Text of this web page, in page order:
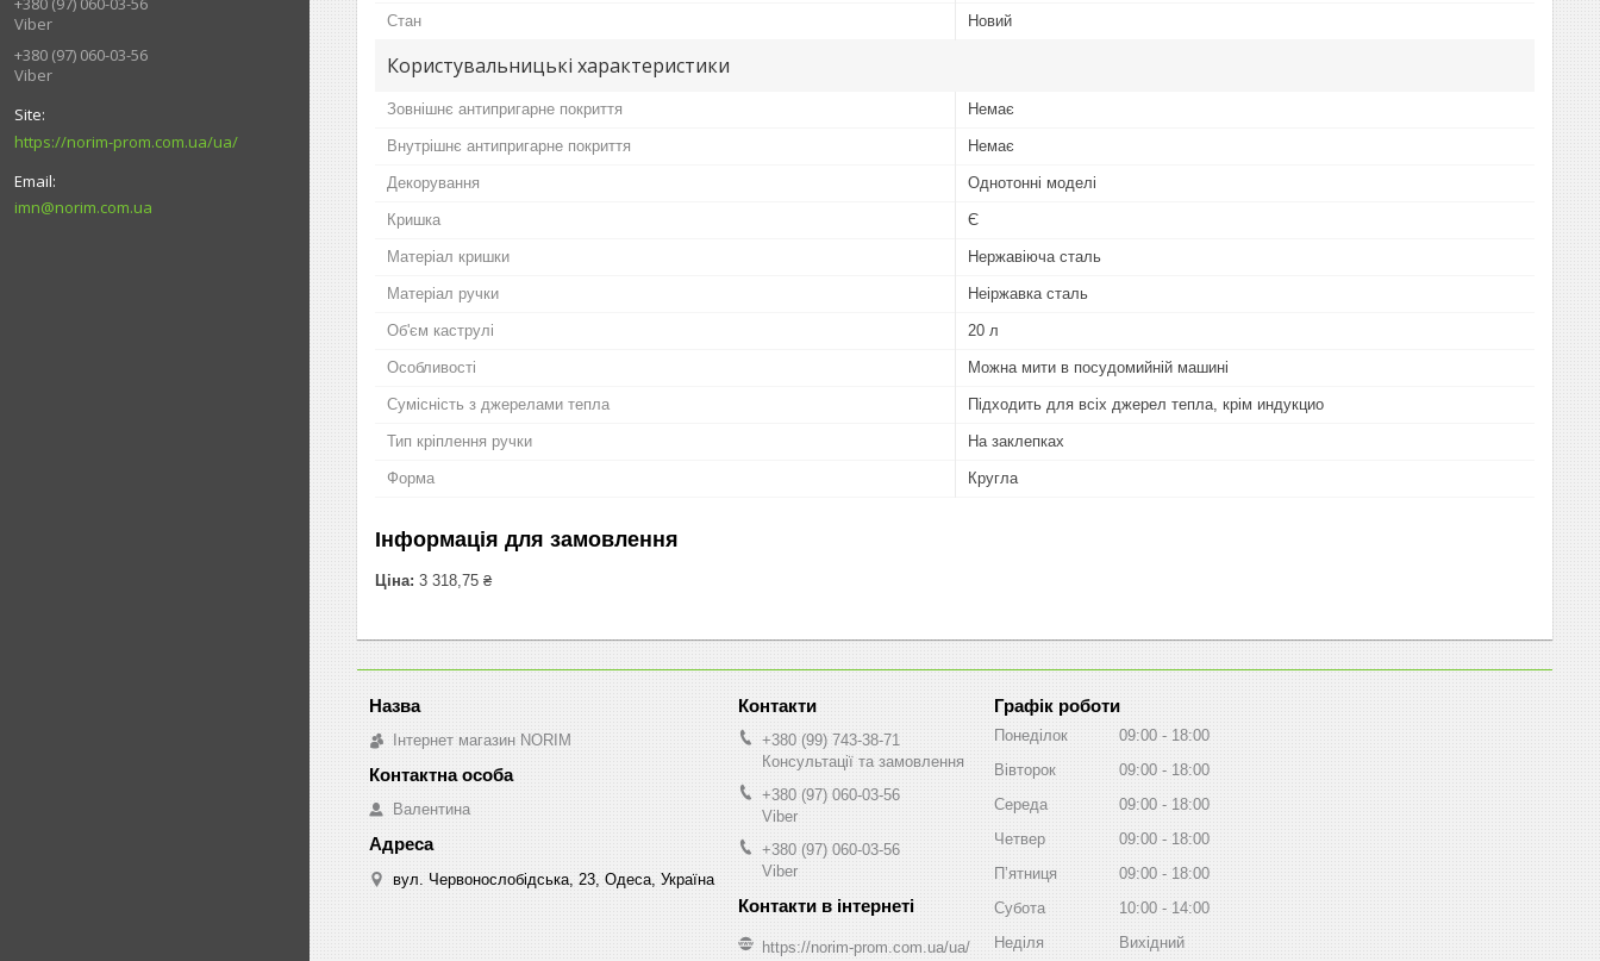
Viber
+380 (97) 060-03-56
Viber
https://norim-prom.com.ua/ua/
imn@norim.com.ua
Стан Новий
Користувальницькі характеристики
Зовнішнє антипригарне покриття Немає
Внутрішнє антипригарне покриття Немає
Декорування Однотонні моделі
Кришка Є
Матеріал кришки Нержавіюча сталь
Матеріал ручки Неіржавка сталь
Об'єм каструлі 20 л
Особливості Можна мити в посудомийній машині
Сумісність з джерелами тепла Підходить для всіх джерел тепла, крім индукцио
Тип кріплення ручки На заклепках
Форма Кругла
Інформація для замовлення
Ціна: 3 318,75 ₴
Інтернет магазин NORIM
Валентина
вул. Червонослобідська, 23, Одеса, Україна
+380 (99) 743-38-71
Консультації та замовлення
+380 (97) 060-03-56
Viber
+380 (97) 060-03-56
Viber
https://norim-prom.com.ua/ua/
Графік роботи
Понеділок 09:00
18:00
Вівторок
09:00
18:00
Середа
09:00
18:00
Четвер
09:00
18:00
Пʼятниця
09:00
18:00
Субота
10:00
14:00
Неділя
Вихідний